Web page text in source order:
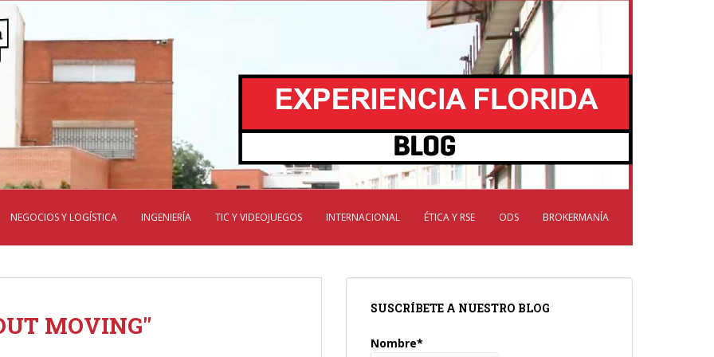
NEGOCIOS Y LOGÍSTICA INGENIERÍA TIC Y VIDEOJUEGOS INTERNACIONAL ÉTICA Y RSE ODS BROKERMANÍA
MOVING"
SUSCRÍBETE A NUESTRO BLOG
Nombre*